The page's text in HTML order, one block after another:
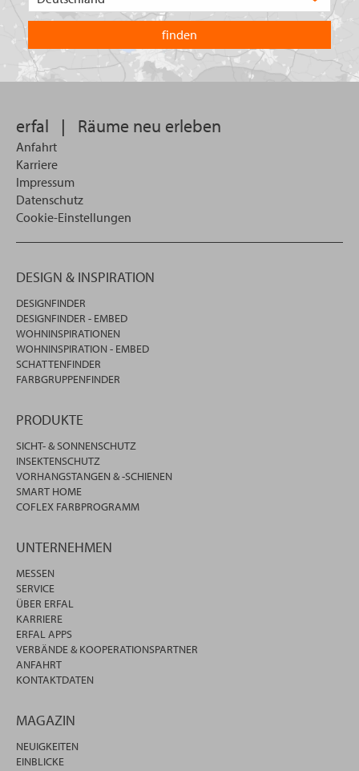
in
welchem
Land
Sie
suchen
erfal | Räume neu erleben
Anfahrt
Karriere
Impressum
Datenschutz
Cookie-Einstellungen
DESIGN & INSPIRATION
DESIGNFINDER
DESIGNFINDER - EMBED
WOHNINSPIRATIONEN
WOHNINSPIRATION - EMBED
SCHATTENFINDER
FARBGRUPPENFINDER
PRODUKTE
SICHT- & SONNENSCHUTZ
INSEKTENSCHUTZ
VORHANGSTANGEN & -SCHIENEN
SMART HOME
COFLEX FARBPROGRAMM
UNTERNEHMEN
MESSEN
SERVICE
ÜBER ERFAL
KARRIERE
ERFAL APPS
VERBÄNDE & KOOPERATIONSPARTNER
ANFAHRT
KONTAKTDATEN
MAGAZIN
NEUIGKEITEN
EINBLICKE